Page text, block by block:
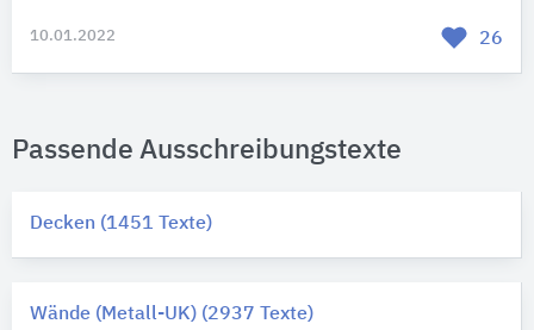
10.01.2022 26
Passende Ausschreibungstexte
Decken (1451 Texte)
Wände (Metall-UK) (2937 Texte)